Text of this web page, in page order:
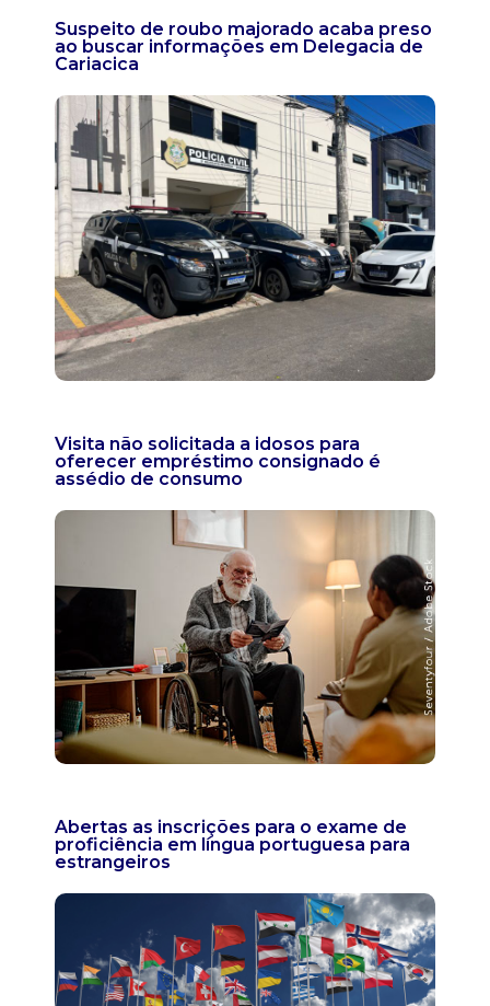
Suspeito de roubo majorado acaba preso
ao buscar informações em Delegacia de
Cariacica
Visita não solicitada a idosos para
oferecer empréstimo consignado é
assédio de consumo
Abertas as inscrições para o exame de
proficiência em língua portuguesa para
estrangeiros